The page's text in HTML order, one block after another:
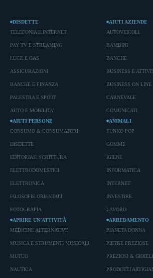
DISDETTE
TELEFONIA E INTERNET
PAY TV E STREAMING
LUCE E GAS
ASSICURAZIONI
BANCHE E FINANZA
PALESTRA E SPORT
AUTO E MOBILITA'
AIUTI AZIENDE
AUTOVEICOLI
BAMBINI
BANCHE
BUSINESS E
BUSINESS ON LINE
CARNEVALE
COMUNICATI
AIUTI PERSONE
CONSUMO & CONSUMATORI
DISDETTE
EDITORIA E SCRITTURA
ELETTRODOMESTICI
ELETTRONICA
FILOSOFIE ORIENTALI
FOTOGRAFIA
ANIMALI
FUNKO POP
GOMME
IGIENE
INFORMATICA
INTERNET
INVESTIRE
LAVORO
APRIRE UN’ATTIVITÀ
MEDICINE ALTERNATIVE
MUSICA E STRUMENTI MUSICALI
MUTUO
NAUTICA
ARREDAMENTO
PIANETA DONNA
PIETRE PREZIOSE
PREZIOSI &
PRODOTTI